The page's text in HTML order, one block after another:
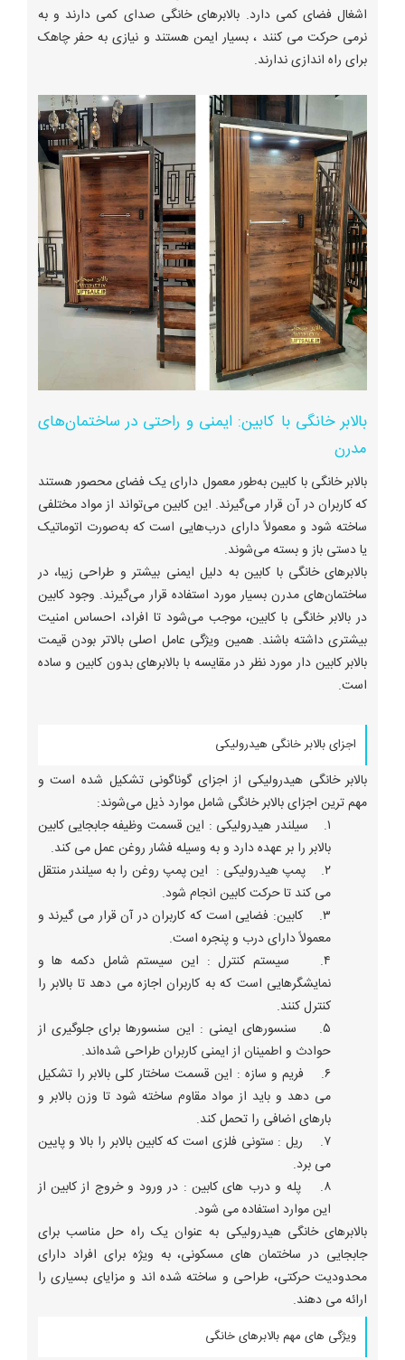
اشغال فضای کمی دارد. بالابرهای خانگی صدای کمی دارند و به
نرمی حرکت می کنند ، بسیار ایمن هستند و نیازی به حفر چاهک
برای راه اندازی ندارند.
بالابر خانگی با کابین: ایمنی و راحتی در ساختمان‌های
مدرن
بالابر خانگی با کابین به‌طور معمول دارای یک فضای محصور هستند
که کاربران در آن قرار می‌گیرند. این کابین می‌تواند از مواد مختلفی
ساخته شود و معمولاً دارای درب‌هایی است که به‌صورت اتوماتیک
یا دستی باز و بسته می‌شوند.
بالابرهای خانگی با کابین به دلیل ایمنی بیشتر و طراحی زیبا، در
ساختمان‌های مدرن بسیار مورد استفاده قرار می‌گیرند. وجود کابین
در بالابر خانگی با کابین، موجب می‌شود تا افراد، احساس امنیت
بیشتری داشته باشند. همین ویژگی عامل اصلی بالاتر بودن قیمت
بالابر کابین دار مورد نظر در مقایسه با بالابرهای بدون کابین و ساده
است.
اجزای بالابر خانگی هیدرولیکی
بالابر خانگی هیدرولیکی از اجزای گوناگونی تشکیل شده است و
مهم ترین اجزای بالابر خانگی شامل موارد ذیل می‌شوند:
۱. سیلندر هیدرولیکی : این قسمت وظیفه جابجایی کابین
بالابر را بر عهده دارد و به وسیله فشار روغن عمل می کند.
۲. پمپ هیدرولیکی : این پمپ روغن را به سیلندر منتقل
می کند تا حرکت کابین انجام شود.
۳. کابین: فضایی است که کاربران در آن قرار می گیرند و
معمولاً دارای درب و پنجره است.
۴. سیستم کنترل : این سیستم شامل دکمه ها و
نمایشگرهایی است که به کاربران اجازه می دهد تا بالابر را
کنترل کنند.
۵. سنسورهای ایمنی : این سنسورها برای جلوگیری از
حوادث و اطمینان از ایمنی کاربران طراحی شده‌اند.
۶. فریم و سازه : این قسمت ساختار کلی بالابر را تشکیل
می دهد و باید از مواد مقاوم ساخته شود تا وزن بالابر و
بارهای اضافی را تحمل کند.
۷. ریل : ستونی فلزی است که کابین بالابر را بالا و پایین
می برد.
۸. پله و درب های کابین : در ورود و خروج از کابین از
این موارد استفاده می شود.
بالابرهای خانگی هیدرولیکی به عنوان یک راه حل مناسب برای
جابجایی در ساختمان های مسکونی، به ویژه برای افراد دارای
محدودیت حرکتی، طراحی و ساخته شده اند و مزایای بسیاری را
ارائه می دهند.
ویژگی های مهم بالابرهای خانگی